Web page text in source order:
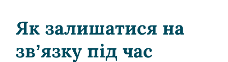
Як залишатися на
звʼязку під час